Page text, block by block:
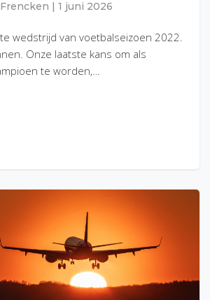
1 juni 2026
wedstrijd van voetbalseizoen 2022.
Onze laatste kans om als
te worden,…